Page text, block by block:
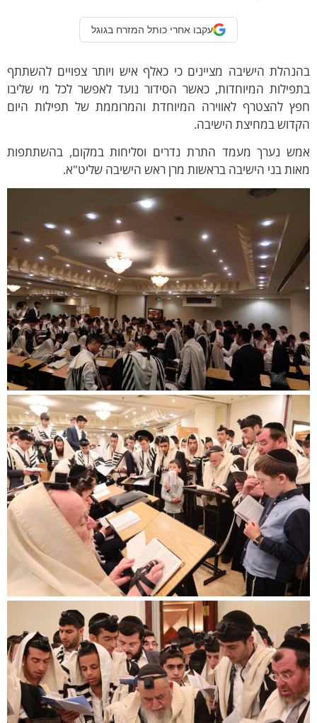
עקבו אחרי כותל המזרח בגוגל
הישיבה מציינים כי כאלף איש ויותר צפויים להשתתף
המיוחדות, כאשר הסידור נועד לאפשר לכל מי שליבו
להצטרף לאווירה המיוחדת והמרוממת של תפילות היום
במחיצת הישיבה.
נערך מעמד התרת נדרים וסליחות במקום, בהשתתפות
בני הישיבה בראשות מרן ראש הישיבה שליט"א.